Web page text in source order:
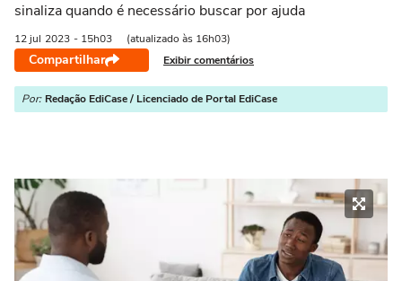
sinaliza quando é necessário buscar por ajuda
12 jul 2023 - 15h03 (atualizado às 16h03)
Compartilhar Exibir comentários
Por: Redação EdiCase / Licenciado de Portal EdiCase